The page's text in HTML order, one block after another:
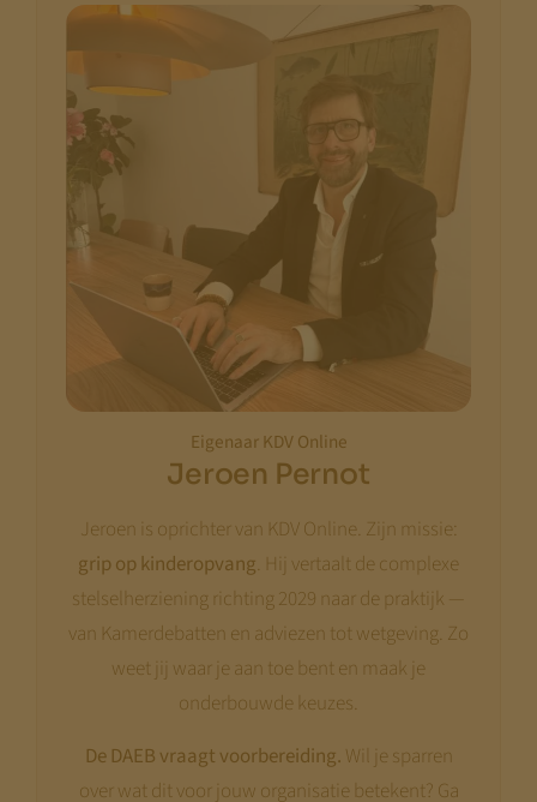
Eigenaar KDV Online
Jeroen Pernot
Jeroen is oprichter van KDV Online. Zijn missie:
grip op kinderopvang. Hij vertaalt de complexe
stelselherziening richting 2029 naar de praktijk —
van Kamerdebatten en adviezen tot wetgeving. Zo
weet jij waar je aan toe bent en maak je
onderbouwde keuzes.
De DAEB vraagt voorbereiding. Wil je sparren
over wat dit voor jouw organisatie betekent? Ga